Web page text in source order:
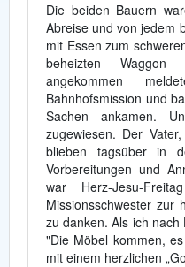
Die beiden Bauern
Abreise und von jedem
mit Essen zum
beheizten
angekommen
Bahnhofsmission und
Sachen ankamen.
zugewiesen. Der
blieben tagsüber in
Vorbereitungen und
war Herz-Jesu-
Missionsschwester zur
zu danken. Als ich
"Die Möbel kommen,
mit einem herzlichen